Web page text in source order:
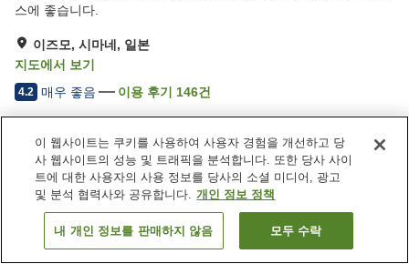
스에 좋습니다.
이즈모, 시마네, 일본
지도에서 보기
4.2 매우 좋음 이용 후기 146건
숙소 편의 시설/서비스
주차장
수영장
레스토랑
자동판매기
일본 시마네 이즈모 마린 타라소 이즈모
객실 보기
이 웹사이트는 쿠키를 사용하여 사용자 경험을 개선하고 당
사 웹사이트의 성능 및 트래픽을 분석합니다. 또한 당사 사이
트에 대한 사용자의 사용 정보를 당사의 소셜 미디어, 광고
및 분석 협력사와 공유합니다. 개인 정보 정책
내 개인 정보를 판매하지 않음 모두 수락